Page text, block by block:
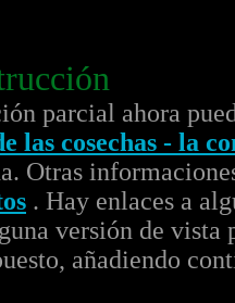
parcial ahora
las cosechas - la
Otras
. Hay enlaces a
versión de
añadiendo